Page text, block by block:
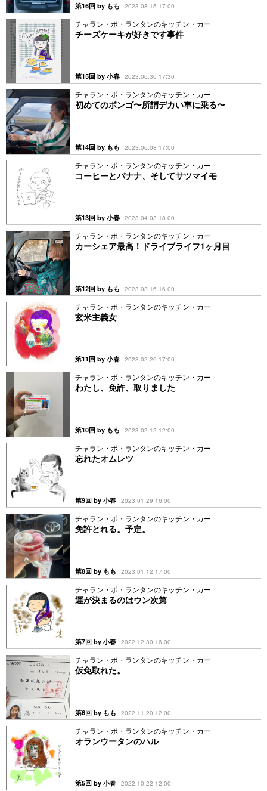
第16回 by もも 2023.08.15 17:00
チャラン・ポ・ランタンのキッチン・カー
チーズケーキが好きです事件
第15回 by 小春 2023.06.30 17:30
チャラン・ポ・ランタンのキッチン・カー
初めてのボンゴ〜所謂デカい車に乗る〜
第14回 by もも 2023.06.08 17:00
チャラン・ポ・ランタンのキッチン・カー
コーヒーとバナナ、そしてサツマイモ
第13回 by 小春 2023.04.03 18:00
チャラン・ポ・ランタンのキッチン・カー
カーシェア最高！ドライブライフ1ヶ月目
第12回 by もも 2023.03.16 16:00
チャラン・ポ・ランタンのキッチン・カー
玄米主義女
第11回 by 小春 2023.02.26 17:00
チャラン・ポ・ランタンのキッチン・カー
わたし、免許、取りました
第10回 by もも 2023.02.12 12:00
チャラン・ポ・ランタンのキッチン・カー
忘れたオムレツ
第9回 by 小春 2023.01.29 16:00
チャラン・ポ・ランタンのキッチン・カー
免許とれる。予定。
第8回 by もも 2023.01.12 17:00
チャラン・ポ・ランタンのキッチン・カー
運が決まるのはウン次第
第7回 by 小春 2022.12.30 16:00
チャラン・ポ・ランタンのキッチン・カー
仮免取れた。
第6回 by もも 2022.11.20 12:00
チャラン・ポ・ランタンのキッチン・カー
オランウータンのハル
第5回 by 小春 2022.10.22 12:00